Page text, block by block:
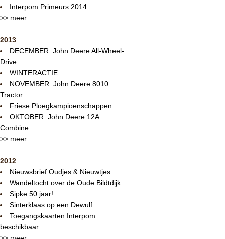
Interpom Primeurs 2014
>> meer
2013
DECEMBER: John Deere All-Wheel-
Drive
WINTERACTIE
NOVEMBER: John Deere 8010
Tractor
Friese Ploegkampioenschappen
OKTOBER: John Deere 12A
Combine
>> meer
2012
Nieuwsbrief Oudjes & Nieuwtjes
Wandeltocht over de Oude Bildtdijk
Sipke 50 jaar!
Sinterklaas op een Dewulf
Toegangskaarten Interpom
beschikbaar.